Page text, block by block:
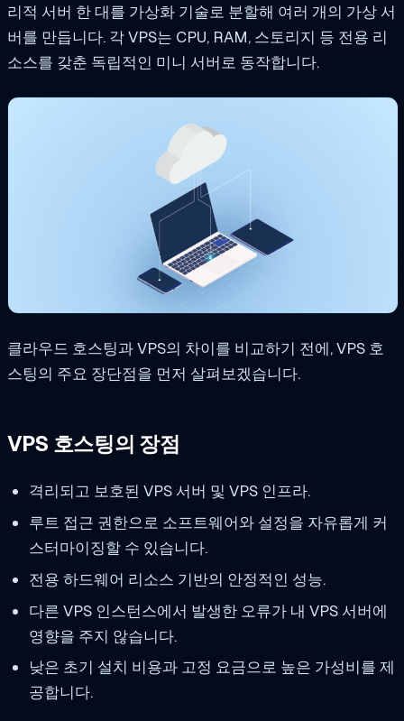
리적 서버 한 대를 가상화 기술로 분할해 여러 개의 가상 서
버를 만듭니다. 각 VPS는 CPU, RAM, 스토리지 등 전용 리
소스를 갖춘 독립적인 미니 서버로 동작합니다.
클라우드 호스팅과 VPS의 차이를 비교하기 전에, VPS 호
스팅의 주요 장단점을 먼저 살펴보겠습니다.
VPS 호스팅의 장점
격리되고 보호된 VPS 서버 및 VPS 인프라.
루트 접근 권한으로 소프트웨어와 설정을 자유롭게 커
스터마이징할 수 있습니다.
전용 하드웨어 리소스 기반의 안정적인 성능.
다른 VPS 인스턴스에서 발생한 오류가 내 VPS 서버에
영향을 주지 않습니다.
낮은 초기 설치 비용과 고정 요금으로 높은 가성비를 제
공합니다.